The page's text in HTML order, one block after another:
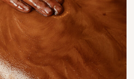
ЗА ВАШУ